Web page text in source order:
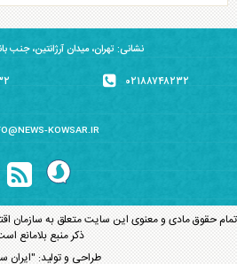
نشانی: تهران، میدان آرژانتین، جنب
۰۲۱۸۸۷۴۸۲۳۲
KOWSAR.IR
تمام حقوق مادی و معنوی این سایت متعلق به سازمان
ذکر منبع بلامانع
طراحی و تولید:"ایران